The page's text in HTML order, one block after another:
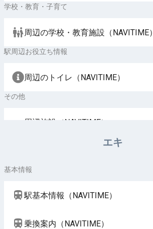
学校・教育・子育て
周辺の学校・教育施設（NAVITIME）
駅周辺お役立ち情報
周辺のトイレ（NAVITIME）
その他
周辺施設（NAVITIME）
エキ
基本情報
駅基本情報（NAVITIME）
乗換案内（NAVITIME）